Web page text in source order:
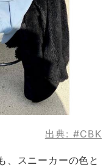
出典: #CBK
、スニーカーの色と